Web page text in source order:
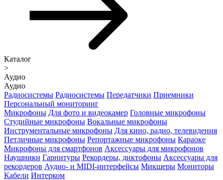
Каталог
>
Аудио
Аудио
Радиосистемы Радиосистемы Передатчики Приемники
Персональный мониторинг
Микрофоны Для фото и видеокамер Головные микрофоны
Студийные микрофоны Вокальные микрофоны
Инструментальные микрофоны Для кино, радио, телевидения
Петличные микрофоны Репортажные микрофоны Караоке
Микрофоны для смартфонов Аксессуары для микрофонов
Наушники Гарнитуры Рекордеры, диктофоны Аксессуары для
рекордеров Аудио- и MIDI-интерфейсы Микшеры Мониторы
Кабели Интерком